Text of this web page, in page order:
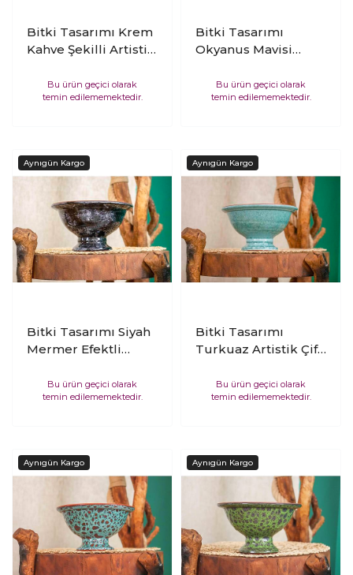
Bitki Tasarımı Krem
Kahve Şekilli Artistik
Mekan Kullanımlı
Kendinden Ayaklı
Terakota Saksı
Saksılık Çiçeklik
Bu ürün geçici olarak
temin edilememektedir.
Bitki Tasarımı
Okyanus Mavisi
Dış Mekan
Kullanımlı
Bonzailik Toprak
Terakota Saksı
Saksılık Çiçeklik
Bu ürün geçici olarak
temin edilememektedir.
Bitki Tasarımı Siyah
Mermer Efektli
Dış Mekan
Kullanımlı
Bonzailik Toprak
Terakota Saksı
Saksılık Çiçeklik
Bu ürün geçici olarak
temin edilememektedir.
Bitki Tasarımı
Turkuaz Artistik Çift
Kullanımlı
Kendinden Ayaklı
Terakota Saksı
Saksılık Çiçeklik
Bu ürün geçici olarak
temin edilememektedir.